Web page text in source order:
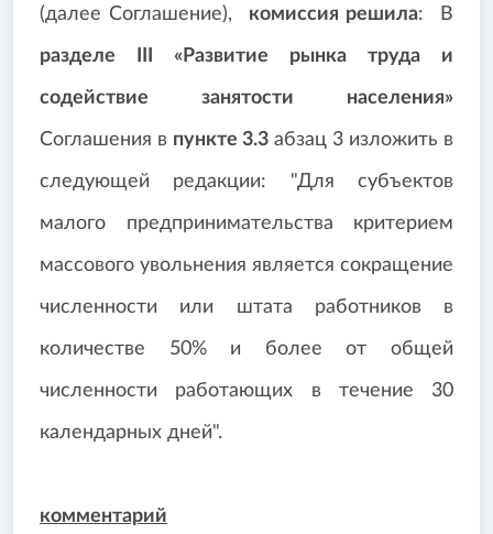
(далее Соглашение), комиссия решила: В
разделе III «Развитие рынка труда и
содействие занятости населения»
Соглашения в пункте 3.3 абзац 3 изложить в
следующей редакции: "Для субъектов
малого предпринимательства критерием
массового увольнения является сокращение
численности или штата работников в
количестве 50% и более от общей
численности работающих в течение 30
календарных дней".
комментарий